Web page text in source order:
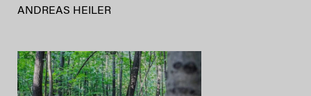
ANDREAS HEILER